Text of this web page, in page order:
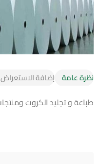
نظرة عامة إضافة الاستعراض
طباعة و تجليد الكروت